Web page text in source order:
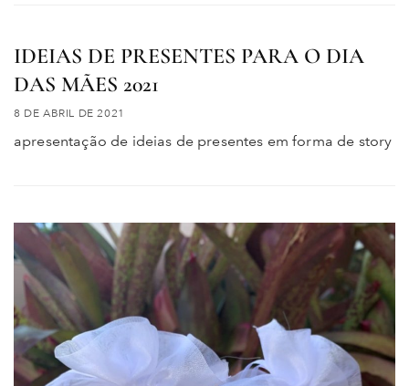
IDEIAS DE PRESENTES PARA O DIA
DAS MÃES 2021
8 DE ABRIL DE 2021
apresentação de ideias de presentes em forma de story